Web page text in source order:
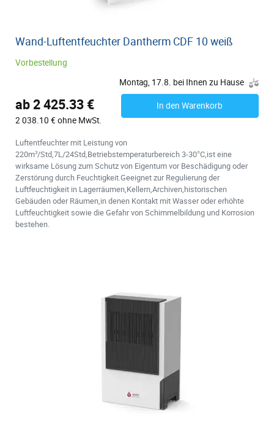
Wand-Luftentfeuchter Dantherm CDF 10 weiß
Vorbestellung
Montag, 17.8. bei Ihnen zu Hause
ab 2 425.33 €
2 038.10 € ohne MwSt.
In den Warenkorb
Luftentfeuchter mit Leistung von
220m³/Std,7L/24Std,Betriebstemperaturbereich 3-30°C,ist eine
wirksame Lösung zum Schutz von Eigentum vor Beschädigung oder
Zerstörung durch Feuchtigkeit.Geeignet zur Regulierung der
Luftfeuchtigkeit in Lagerräumen,Kellern,Archiven,historischen
Gebäuden oder Räumen,in denen Kontakt mit Wasser oder erhöhte
Luftfeuchtigkeit sowie die Gefahr von Schimmelbildung und Korrosion
bestehen.